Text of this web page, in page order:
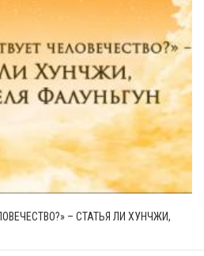
– СТАТЬЯ ЛИ ХУНЧЖИ,